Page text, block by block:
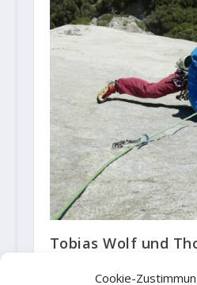
Cookie-
Tobias Wolf und
"Platinum Wall" (X-/